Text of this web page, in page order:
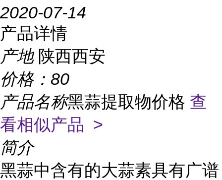
2020-07-14
产品详情
产地 陕西西安
价格： 80
产品名称黑蒜提取物价格 查
看相似产品 >
简介
黑蒜中含有的大蒜素具有广谱